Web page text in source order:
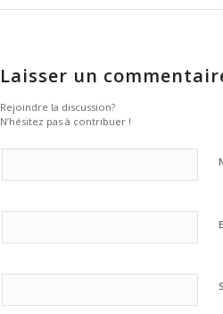
Laisser un
Rejoindre la discussion?
N’hésitez pas à contribuer !